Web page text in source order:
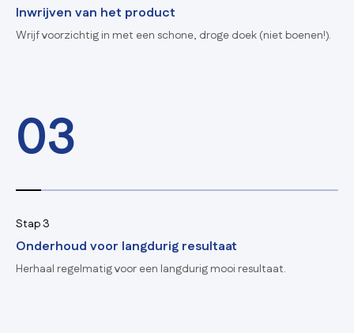
Inwrijven van het product
Wrijf voorzichtig in met een schone, droge doek (niet boenen!).
03
Stap 3
Onderhoud voor langdurig resultaat
Herhaal regelmatig voor een langdurig mooi resultaat.